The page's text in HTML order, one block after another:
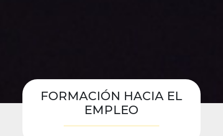
FORMACIÓN HACIA EL
EMPLEO